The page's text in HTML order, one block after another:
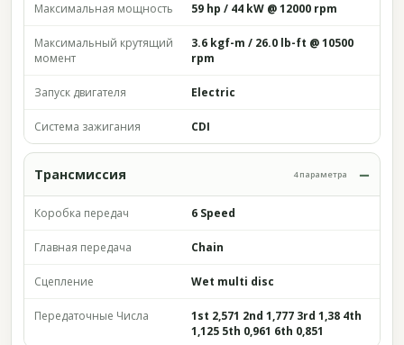
Максимальная мощность 59 hp / 44 kW @ 12000 rpm
Максимальный крутящий
момент
3.6 kgf-m / 26.0 lb-ft @ 10500
rpm
Запуск двигателя Electric
Система зажигания CDI
Трансмиссия 4 параметра
Коробка передач 6 Speed
Главная передача Chain
Сцепление Wet multi disc
Передаточные Числа
1st 2,571 2nd 1,777 3rd 1,38 4th
1,125 5th 0,961 6th 0,851